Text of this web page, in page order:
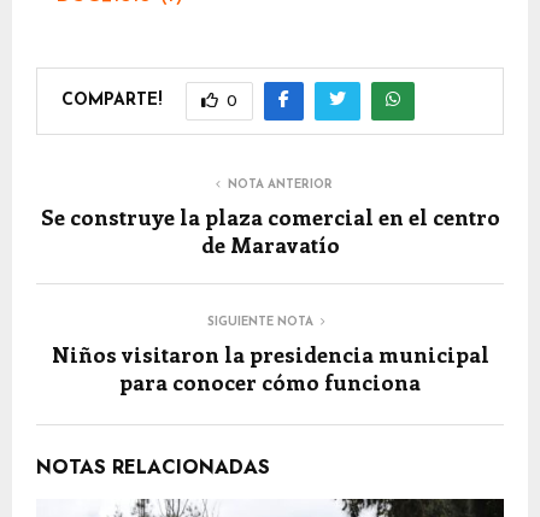
COMPARTE! 0
NOTA ANTERIOR
Se construye la plaza comercial en el centro
de Maravatío
SIGUIENTE NOTA
Niños visitaron la presidencia municipal
para conocer cómo funciona
NOTAS RELACIONADAS